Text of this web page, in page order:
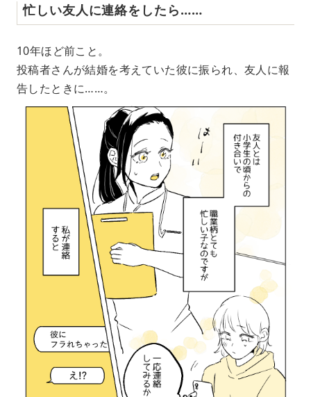
忙しい友人に連絡をしたら……
10年ほど前こと。
投稿者さんが結婚を考えていた彼に振られ、友人に報
告したときに……。